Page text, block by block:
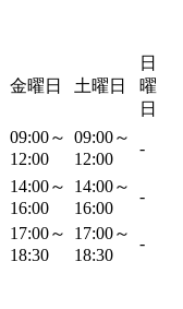
金曜日 土曜日
日
曜
日
09:00～
12:00
09:00～
12:00
-
14:00～
16:00
14:00～
16:00
-
17:00～
18:30
17:00～
18:30
-